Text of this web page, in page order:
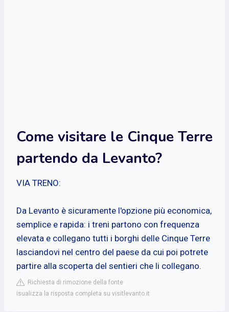
Come visitare le Cinque Terre
partendo da Levanto?
VIA TRENO:
Da Levanto è sicuramente l'opzione più economica,
semplice e rapida: i treni partono con frequenza
elevata e collegano tutti i borghi delle Cinque Terre
lasciandovi nel centro del paese da cui poi potrete
partire alla scoperta del sentieri che li collegano.
Richiesta di rimozione della fonte
isualizza la risposta completa su visitlevanto.it